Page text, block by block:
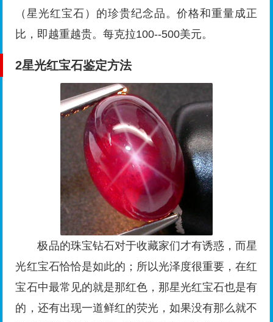
（星光红宝石）的珍贵纪念品。价格和重量成正
比，即越重越贵。每克拉100--500美元。
2星光红宝石鉴定方法
极品的珠宝钻石对于收藏家们才有诱惑，而星
光红宝石恰恰是如此的；所以光泽度很重要，在红
宝石中最常见的就是那红色，那星光红宝石也是有
的，还有出现一道鲜红的荧光，如果没有那么就不